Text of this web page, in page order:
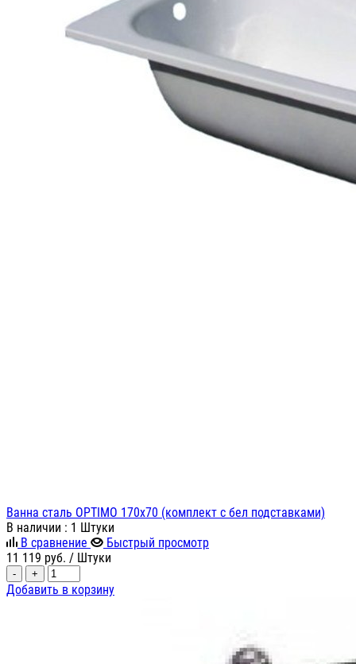
Ванна сталь OPTIMO 170х70 (комплект с бел подставками)
В наличии : 1 Штуки
В сравнение
Быстрый просмотр
11 119 руб. / Штуки
- +
Добавить в корзину